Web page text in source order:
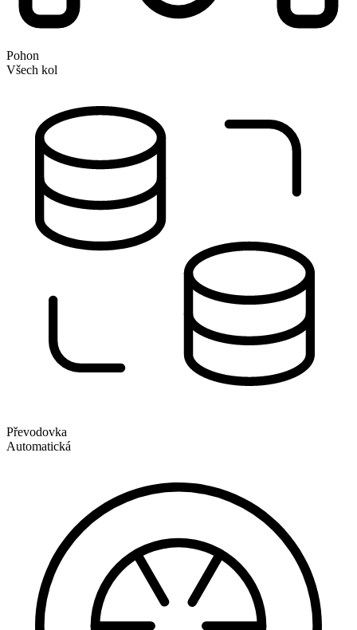
Pohon
Všech kol
Převodovka
Automatická